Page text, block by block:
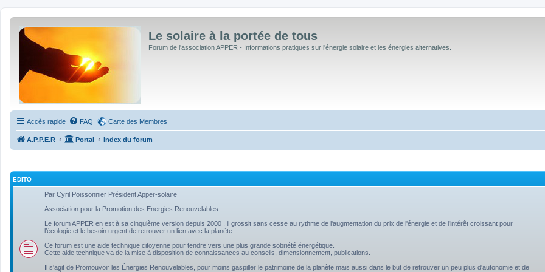
Le solaire à la portée de tous
Forum de l'association APPER - Informations pratiques sur l'énergie solaire et les énergies alternatives.
Accès rapide FAQ Carte des Membres
A.P.P.E.R Portal Index du forum
EDITO
Par Cyril Poissonnier Président Apper-solaire
Association pour la Promotion des Energies Renouvelables
Le forum APPER en est à sa cinquième version depuis 2000 , il grossit sans cesse au rythme de l'augmentation du prix de l'énergie et de l’intérêt croissant pour
l’écologie et le besoin urgent de retrouver un lien avec la planète.
Ce forum est une aide technique citoyenne pour tendre vers une plus grande sobriété énergétique.
Cette aide technique va de la mise à disposition de connaissances au conseils, dimensionnement, publications.
Il s'agit de Promouvoir les Énergies Renouvelables, pour moins gaspiller le patrimoine de la planète mais aussi dans le but de retrouver un peu plus d'autonomie et de